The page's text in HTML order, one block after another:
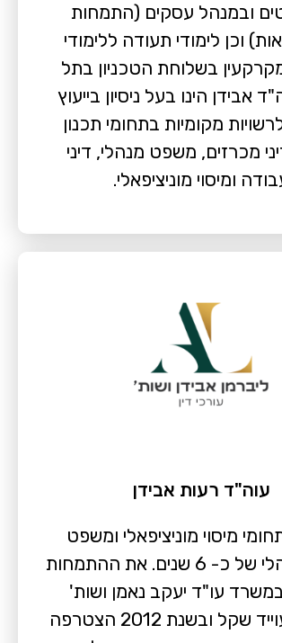
ובמנהל עסקים (התמחות
וכן לימודי תעודה ללימודי
בשלוחת הטכניון בתל
אבידן הינו בעל ניסיון בייעוץ
מקומיות בתחומי תכנון
מכרזים, משפט מנהלי, דיני
ומיסוי מוניציפאלי.
עוה"ד רעות אבידן
מיסוי מוניציפאלי ומשפט
ציבורי ומנהלי של כ- 6 שנים. את ההתמחות
עו"ד יעקב נאמן ושות'
ובמשרד עוייד שקל ובשנת 2012 הצטרפה